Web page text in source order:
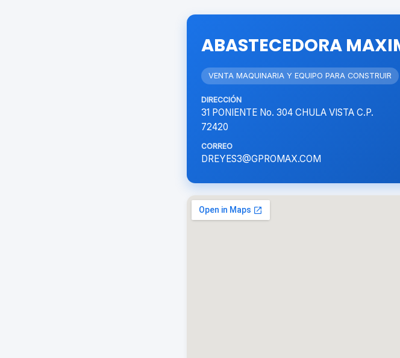
ABASTECEDORA
VENTA MAQUINARIA Y EQUIPO PARA CONSTRUIR
DIRECCIÓN
31 PONIENTE No. 304 CHULA VISTA C.P.
72420
CORREO
DREYES3@GPROMAX.COM